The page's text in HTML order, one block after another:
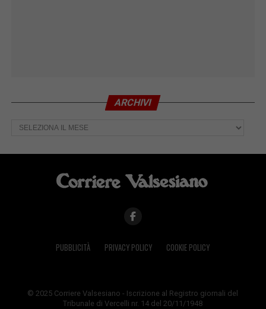
ARCHIVI
Archivi
PUBBLICITÀ PRIVACY POLICY COOKIE POLICY
© 2025 Corriere Valsesiano - Iscrizione al Registro giornali del
Tribunale di Vercelli nr. 14 del 20/11/1948